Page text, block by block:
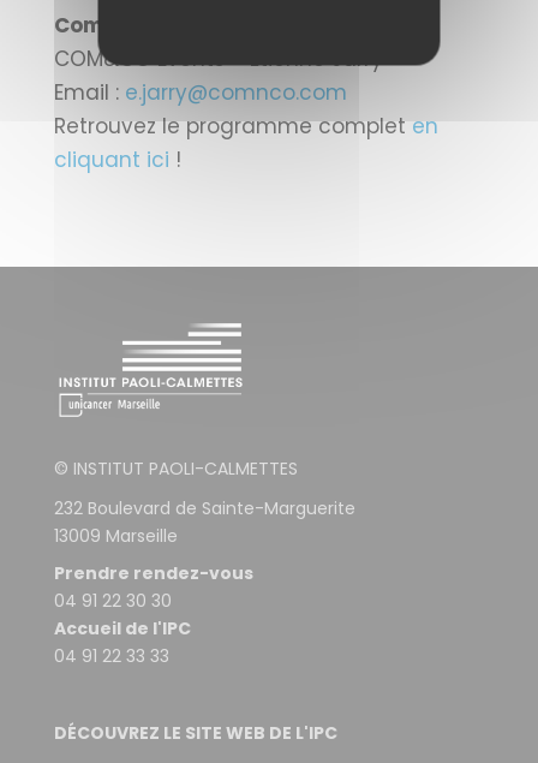
Comment s’inscrire ?
COM&CO Events – Étienne Jarry
Email : e.jarry@comnco.com
Retrouvez le programme complet en
cliquant ici !
© INSTITUT PAOLI-CALMETTES
232 Boulevard de Sainte-Marguerite
13009 Marseille
Prendre rendez-vous
04 91 22 30 30
Accueil de l'IPC
04 91 22 33 33
DÉCOUVREZ LE SITE WEB DE L'IPC